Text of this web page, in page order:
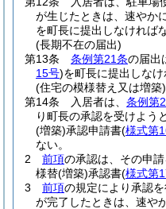
が生じたときは、速やか
を町長に提出しなければ
(長期不在の届出)
第13条
条例第21条の届出
15号)を町長に提出しなけ
(住宅の模様替え又は増築)
第14条
入居者は、 条例第
り町長の承認を受けよう
(増築)承認申請書(様式第
ない。
2
前項の承認は、その申
様替(増築)承認書(様式第
3
前項の規定により承認
が完了したときは、速や